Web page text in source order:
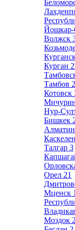
Волжск
Курган
Тамбов
Котовск
Нур-
Бишкек
Каскелен
Талгар 3
Орел 21
Мценск 1
Моздок 2